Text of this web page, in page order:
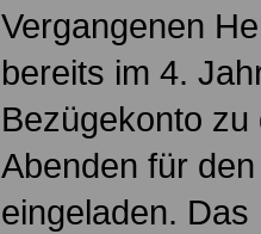
Vergangenen
bereits im 4.
Bezügekonto
Abenden für
eingeladen.